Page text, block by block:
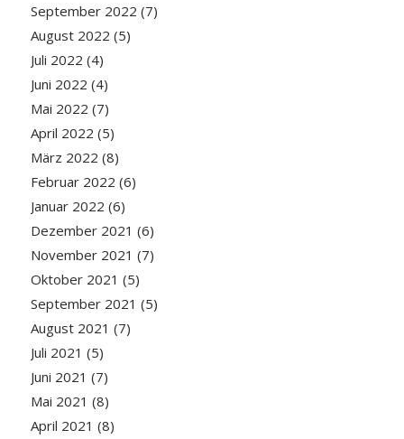
September 2022 (7)
August 2022 (5)
Juli 2022 (4)
Juni 2022 (4)
Mai 2022 (7)
April 2022 (5)
März 2022 (8)
Februar 2022 (6)
Januar 2022 (6)
Dezember 2021 (6)
November 2021 (7)
Oktober 2021 (5)
September 2021 (5)
August 2021 (7)
Juli 2021 (5)
Juni 2021 (7)
Mai 2021 (8)
April 2021 (8)